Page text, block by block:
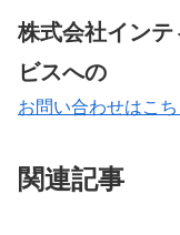
株式会社イン
ビスへの
お問い合わせはこち
関連記事